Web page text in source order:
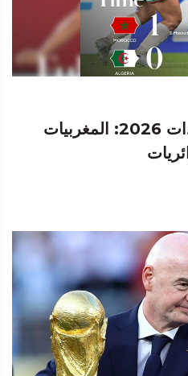
كأس أمم إفريقيا للسيدات 2026: المغربيات